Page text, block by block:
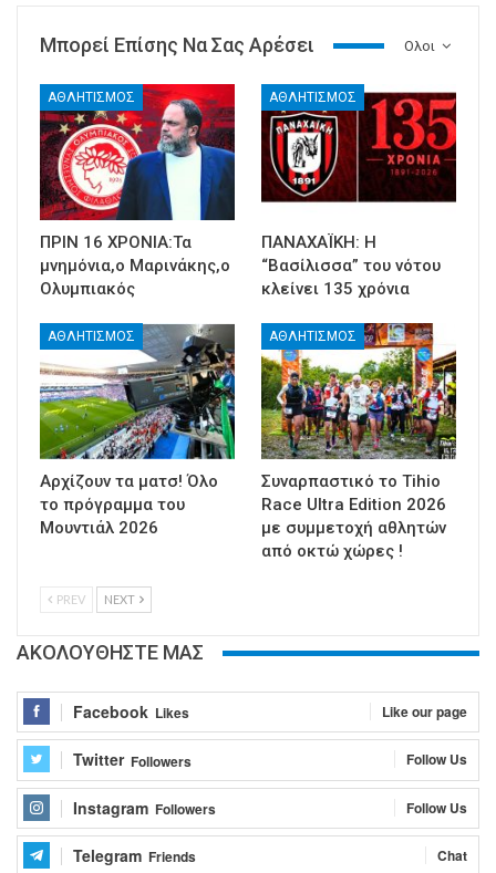
Ολοι
Μπορεί Επίσης Να Σας Αρέσει
ΑΘΛΗΤΙΣΜΟΣ
ΠΡΙΝ 16 ΧΡΟΝΙΑ:Τα
μνημόνια,ο Μαρινάκης,ο
Ολυμπιακός
ΑΘΛΗΤΙΣΜΟΣ
ΠΑΝΑΧΑΪΚΗ: Η
“Βασίλισσα” του νότου
κλείνει 135 χρόνια
ΑΘΛΗΤΙΣΜΟΣ
Αρχίζουν τα ματσ! Όλο
το πρόγραμμα του
Μουντιάλ 2026
ΑΘΛΗΤΙΣΜΟΣ
Συναρπαστικό το Tihio
Race Ultra Edition 2026
με συμμετοχή αθλητών
από οκτώ χώρες !
PREV NEXT
ΑΚΟΛΟΥΘΗΣΤΕ ΜΑΣ
Facebook Likes Like our page
Twitter Followers Follow Us
Instagram Followers Follow Us
Telegram Friends Chat